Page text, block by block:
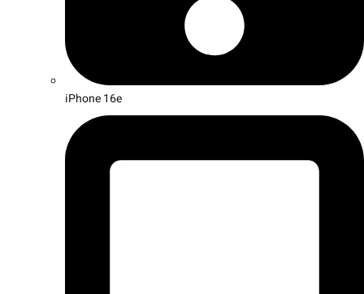
iPhone 16e